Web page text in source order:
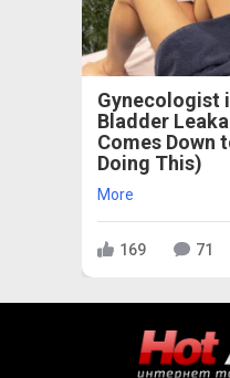
Gynecologist
Bladder
Comes Down
Doing This)
More
169 71